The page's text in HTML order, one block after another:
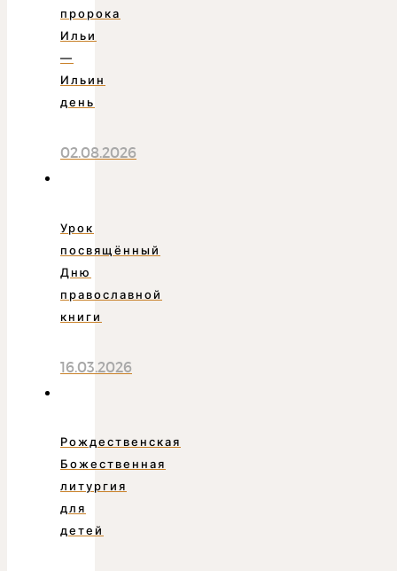
пророка
Ильи
—
Ильин
день
02.08.2026
Урок
посвящённый
Дню
православной
книги
16.03.2026
Рождественская
Божественная
литургия
для
детей